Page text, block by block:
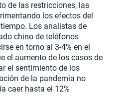
de las restricciones, las
los efectos del
Los analistas de
chino de teléfonos
en torno al 3-4% en el
el aumento de los casos de
el sentimiento de los
de la pandemia no
caer hasta el 12%